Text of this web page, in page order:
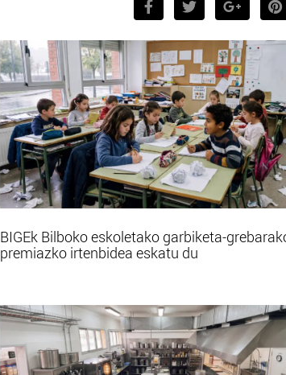
BIGEk Bilboko eskoletako garbiketa-
premiazko irtenbidea eskatu du